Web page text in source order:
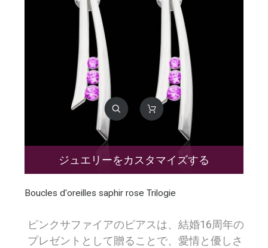
ジュエリーをカスタマイズする
Boucles d'oreilles saphir rose Trilogie
ピンクサファイアのピアスは、結婚16周年の
プレゼントとして贈ることで、愛情と優しさ